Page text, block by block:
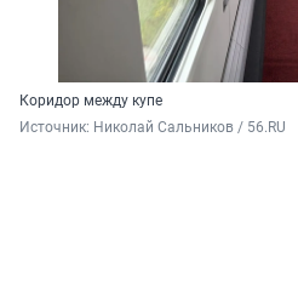
Коридор между купе
Источник: Николай Сальников / 56.RU